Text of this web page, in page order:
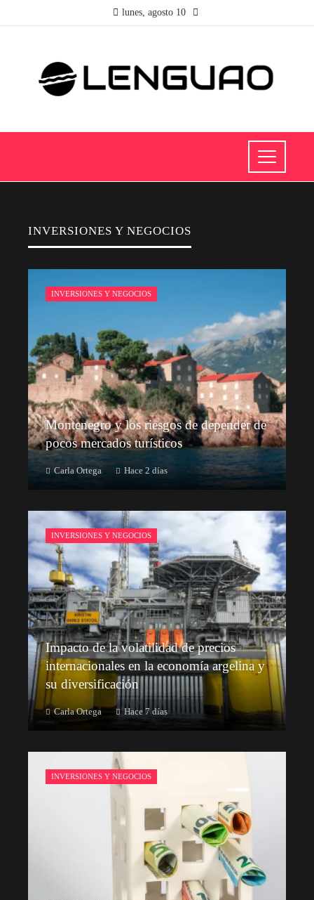
lunes, agosto 10
INVERSIONES Y NEGOCIOS
INVERSIONES Y NEGOCIOS
Montenegro y los riesgos de depender de
pocos mercados turísticos
Carla Ortega Hace 2 días
INVERSIONES Y NEGOCIOS
Impacto de la volatilidad de precios
internacionales en la economía argelina y
su diversificación
Carla Ortega Hace 7 días
INVERSIONES Y NEGOCIOS